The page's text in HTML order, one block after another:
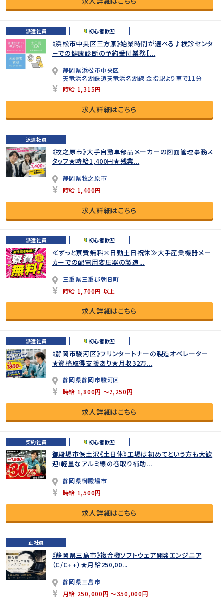
派遣社員 初心者歓迎
《浜松市中央区三方原》始業時間が選べる♪検診センタ
ーでの健康診断の予約受付業務【...
静岡県浜松市中央区
天竜浜名湖鉄道天竜浜名湖線 金指駅より車で11分
時給 1,315円
求人詳細はこちら
派遣社員
《牧之原市》大手自動車部品メーカーの図面管理事務ス
タッフ★時給1,400円★残業...
静岡県牧之原市
時給 1,400円
求人詳細はこちら
派遣社員 初心者歓迎
≪ずっと寮費無料×日勤土日祝休≫大手産業機器メー
カーでの配電用変圧器の製造...
三重県三重郡朝日町
時給 1,700円 以上
求人詳細はこちら
派遣社員 初心者歓迎
《静岡市駿河区》プリンタートナーの製造オペレーター
★資格取得支援あり★月収32万...
静岡県静岡市駿河区
時給 1,800円 ～2,250円
求人詳細はこちら
契約社員 初心者歓迎
御殿場市保土沢《土日休》工場は初めてという方も大歓
迎!軽量なアルミ線の巻取り補助...
静岡県御殿場市
時給 1,500円
求人詳細はこちら
正社員
《静岡県三島市》複合機ソフトウェア開発エンジニア
（C/C++）★月給250,00...
静岡県三島市
月給 250,000円 ～350,000円